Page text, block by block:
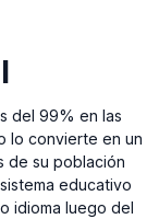
del 99% en las
lo convierte en un
de su población
educativo
idioma luego del